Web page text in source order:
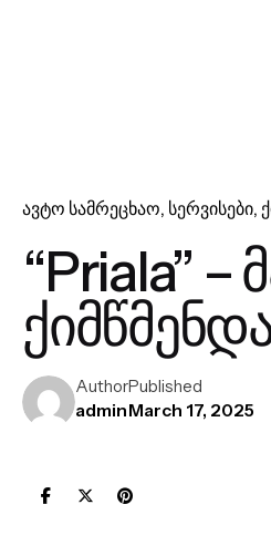
ავტო სამრეცხაო სერვისები
“Priala” –
Author
admin
Published
March 17, 2025